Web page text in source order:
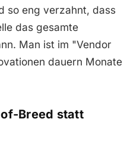
so eng verzahnt, dass
das gesamte
Man ist im "Vendor
dauern Monate
Breed statt